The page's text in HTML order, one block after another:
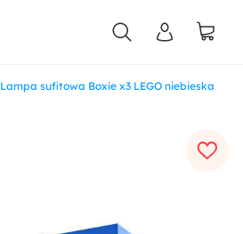
Lampa sufitowa Boxie x3 LEGO niebieska